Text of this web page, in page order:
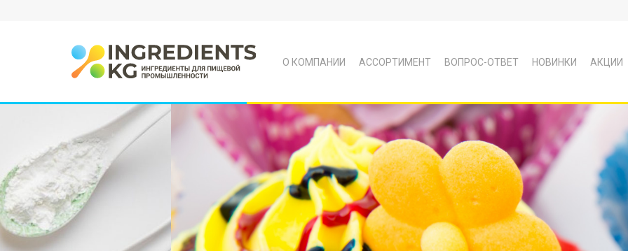
О КОМПАНИИ АССОРТИМЕНТ ВОПРОС-ОТВЕТ НОВИНКИ АКЦИИ